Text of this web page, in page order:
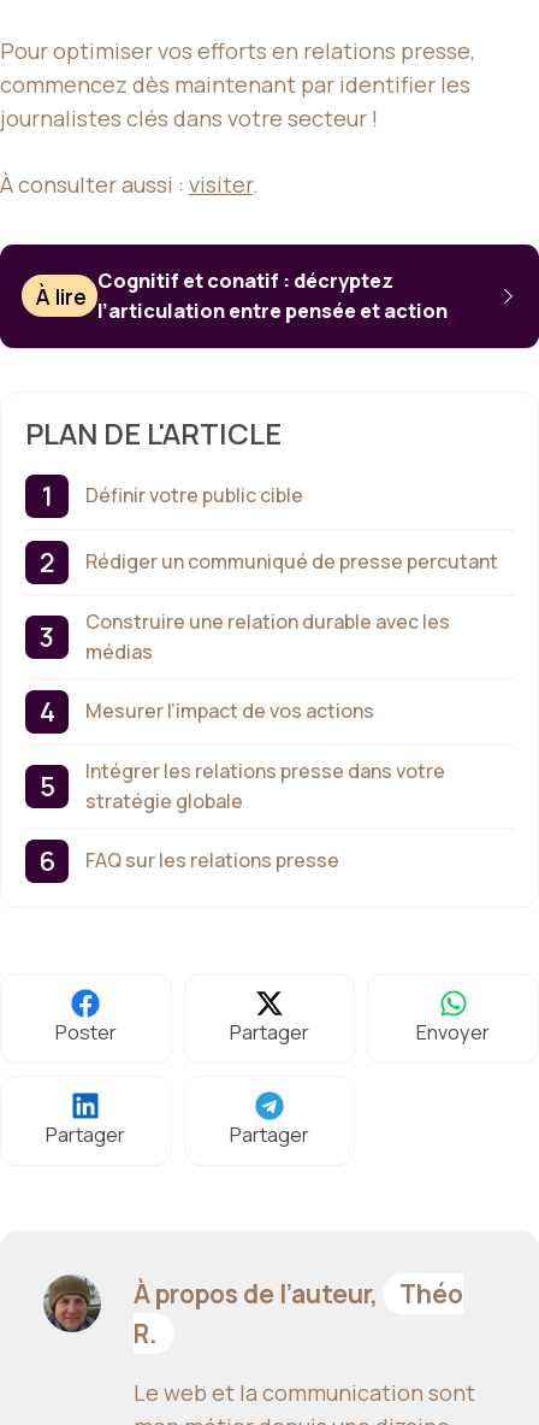
Pour optimiser vos efforts en relations presse,
commencez dès maintenant par identifier les
journalistes clés dans votre secteur !
À consulter aussi : visiter.
À lire
Cognitif et conatif : décryptez
l’articulation entre pensée et action
PLAN DE L'ARTICLE
Définir votre public cible
Rédiger un communiqué de presse percutant
Construire une relation durable avec les
médias
Mesurer l’impact de vos actions
Intégrer les relations presse dans votre
stratégie globale
FAQ sur les relations presse
Poster Partager Envoyer
Partager Partager
À propos de l’auteur,
Théo
R.
Le web et la communication sont